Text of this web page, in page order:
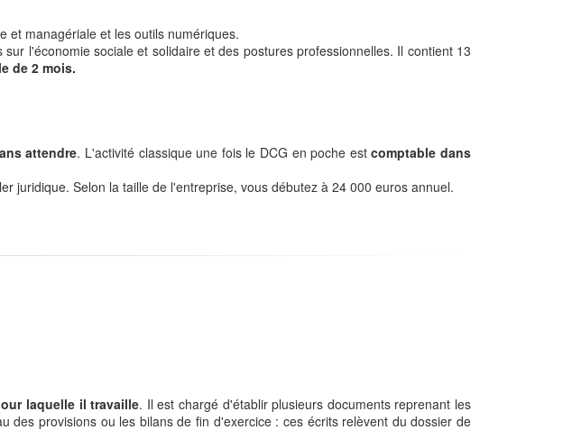
et managériale et les outils numériques.
l'économie sociale et solidaire et des postures professionnelles. Il contient 13
de 2 mois.
attendre. L'activité classique une fois le DCG en poche estcomptable dans
juridique. Selon la taille de l'entreprise, vous débutez à 24 000 euros annuel.
laquelle il travaille. Il est chargé d'établir plusieurs documents reprenant les
provisions ou les bilans de fin d'exercice : ces écrits relèvent du dossier de